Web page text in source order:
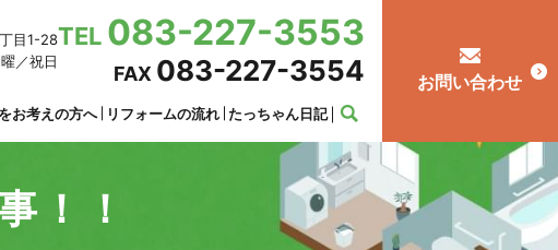
お考えの方へ リフォームの流れ たっちゃん日記
お問い合わせ
目1-28
／祝日
TEL 083-227-3553
FAX 083-227-3554
！！